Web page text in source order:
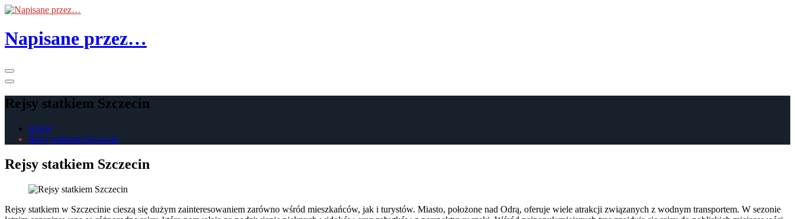
Skip
the
content
Napisane przez…
Rejsy statkiem Szczecin
Home
Rejsy statkiem Szczecin
Rejsy statkiem Szczecin
Rejsy statkiem w Szczecinie cieszą się dużym zainteresowaniem zarówno wśród mieszkańców, jak i turystów. Miasto, położone nad Odrą, oferuje wiele atrakcji związanych z wodnym transportem. W sezonie